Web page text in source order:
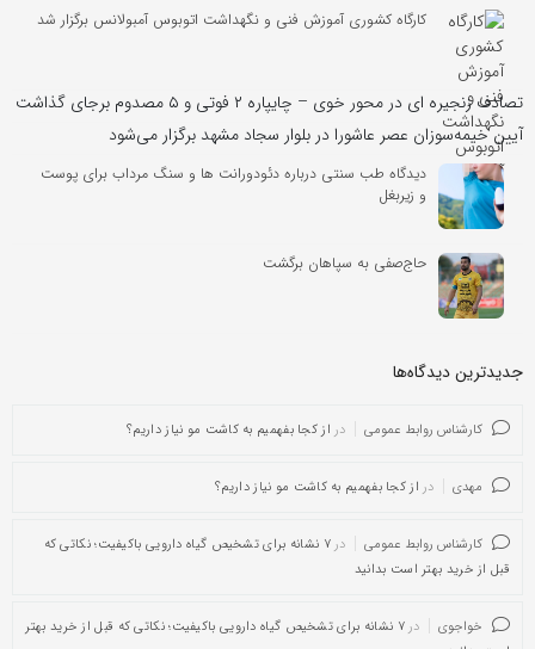
کارگاه کشوری آموزش فنی و نگهداشت اتوبوس آمبولانس برگزار شد
تصادف زنجیره ای در محور خوی – چایپاره ۲ فوتی و ۵ مصدوم برجای گذاشت
آیین خیمه‌سوزان عصر عاشورا در بلوار سجاد مشهد برگزار می‌شود
دیدگاه طب سنتی درباره دئودورانت ها و سنگ مرداب برای پوست
و زیربغل
حاج‌صفی به سپاهان برگشت
جدیدترین دیدگاه‌‌ها
کارشناس روابط عمومی در از کجا بفهمیم به کاشت مو نیاز داریم؟
مهدی در از کجا بفهمیم به کاشت مو نیاز داریم؟
کارشناس روابط عمومی در
۷ نشانه برای تشخیص گیاه دارویی باکیفیت؛ نکاتی که
قبل از خرید بهتر است بدانید
خواجوی در
۷ نشانه برای تشخیص گیاه دارویی باکیفیت؛ نکاتی که قبل از خرید بهتر